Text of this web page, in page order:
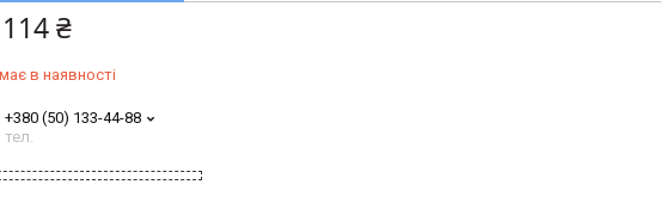
₴
в наявності
+380 (50) 133-44-88
тел.